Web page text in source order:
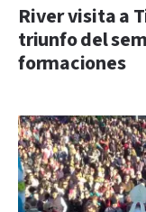
River visita a
triunfo del
formaciones